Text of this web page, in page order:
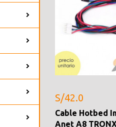
S/42.0
Cable Hotbed
Anet A8